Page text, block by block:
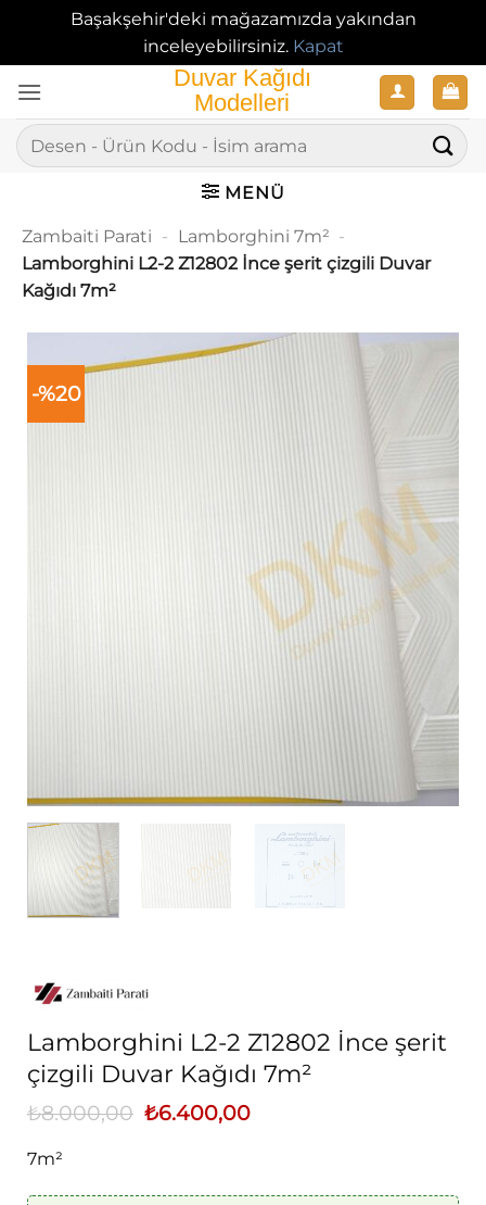
Başakşehir'deki mağazamızda yakından
inceleyebilirsiniz. Kapat
atla
Ara:
MENÜ
Zambaiti Parati - Lamborghini 7m² -
Lamborghini L2-2 Z12802 İnce şerit çizgili Duvar
Kağıdı 7m²
-%20
Lamborghini L2-2 Z12802 İnce şerit
çizgili Duvar Kağıdı 7m²
₺8.000,00 Orijinal
fiyat:
₺6.400,00Şu
7m²